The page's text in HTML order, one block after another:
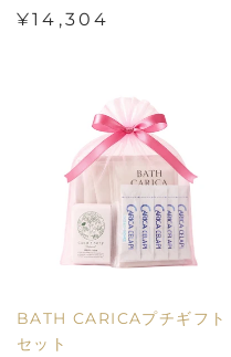
¥14,304
BATH CARICAプチギフト
セット